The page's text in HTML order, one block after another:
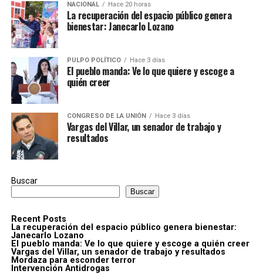
NACIONAL Hace 20 horas
La recuperación del espacio público genera
bienestar: Janecarlo Lozano
PULPO POLÍTICO Hace 3 días
El pueblo manda: Ve lo que quiere y escoge a
quién creer
CONGRESO DE LA UNIÓN Hace 3 días
Vargas del Villar, un senador de trabajo y
resultados
Buscar
Buscar
Recent Posts
La recuperación del espacio público genera bienestar:
Janecarlo Lozano
El pueblo manda: Ve lo que quiere y escoge a quién creer
Vargas del Villar, un senador de trabajo y resultados
Mordaza para esconder terror
Intervención Antidrogas